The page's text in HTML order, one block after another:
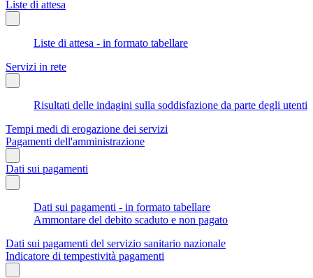
Liste di attesa
Liste di attesa - in formato tabellare
Servizi in rete
Risultati delle indagini sulla soddisfazione da parte degli utenti
Tempi medi di erogazione dei servizi
Pagamenti dell'amministrazione
Dati sui pagamenti
Dati sui pagamenti - in formato tabellare
Ammontare del debito scaduto e non pagato
Dati sui pagamenti del servizio sanitario nazionale
Indicatore di tempestività pagamenti